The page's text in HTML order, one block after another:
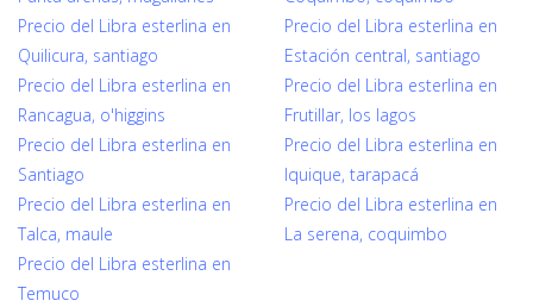
Precio del Libra esterlina en
Quilicura, santiago
Precio del Libra esterlina en
Rancagua, o'higgins
Precio del Libra esterlina en
Santiago
Precio del Libra esterlina en
Talca, maule
Precio del Libra esterlina en
Temuco
Precio del Libra esterlina en
Estación central, santiago
Precio del Libra esterlina en
Frutillar, los lagos
Precio del Libra esterlina en
Iquique, tarapacá
Precio del Libra esterlina en
La serena, coquimbo